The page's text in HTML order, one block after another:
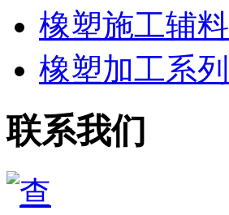
橡塑施工辅
橡塑加工系列
联系我们